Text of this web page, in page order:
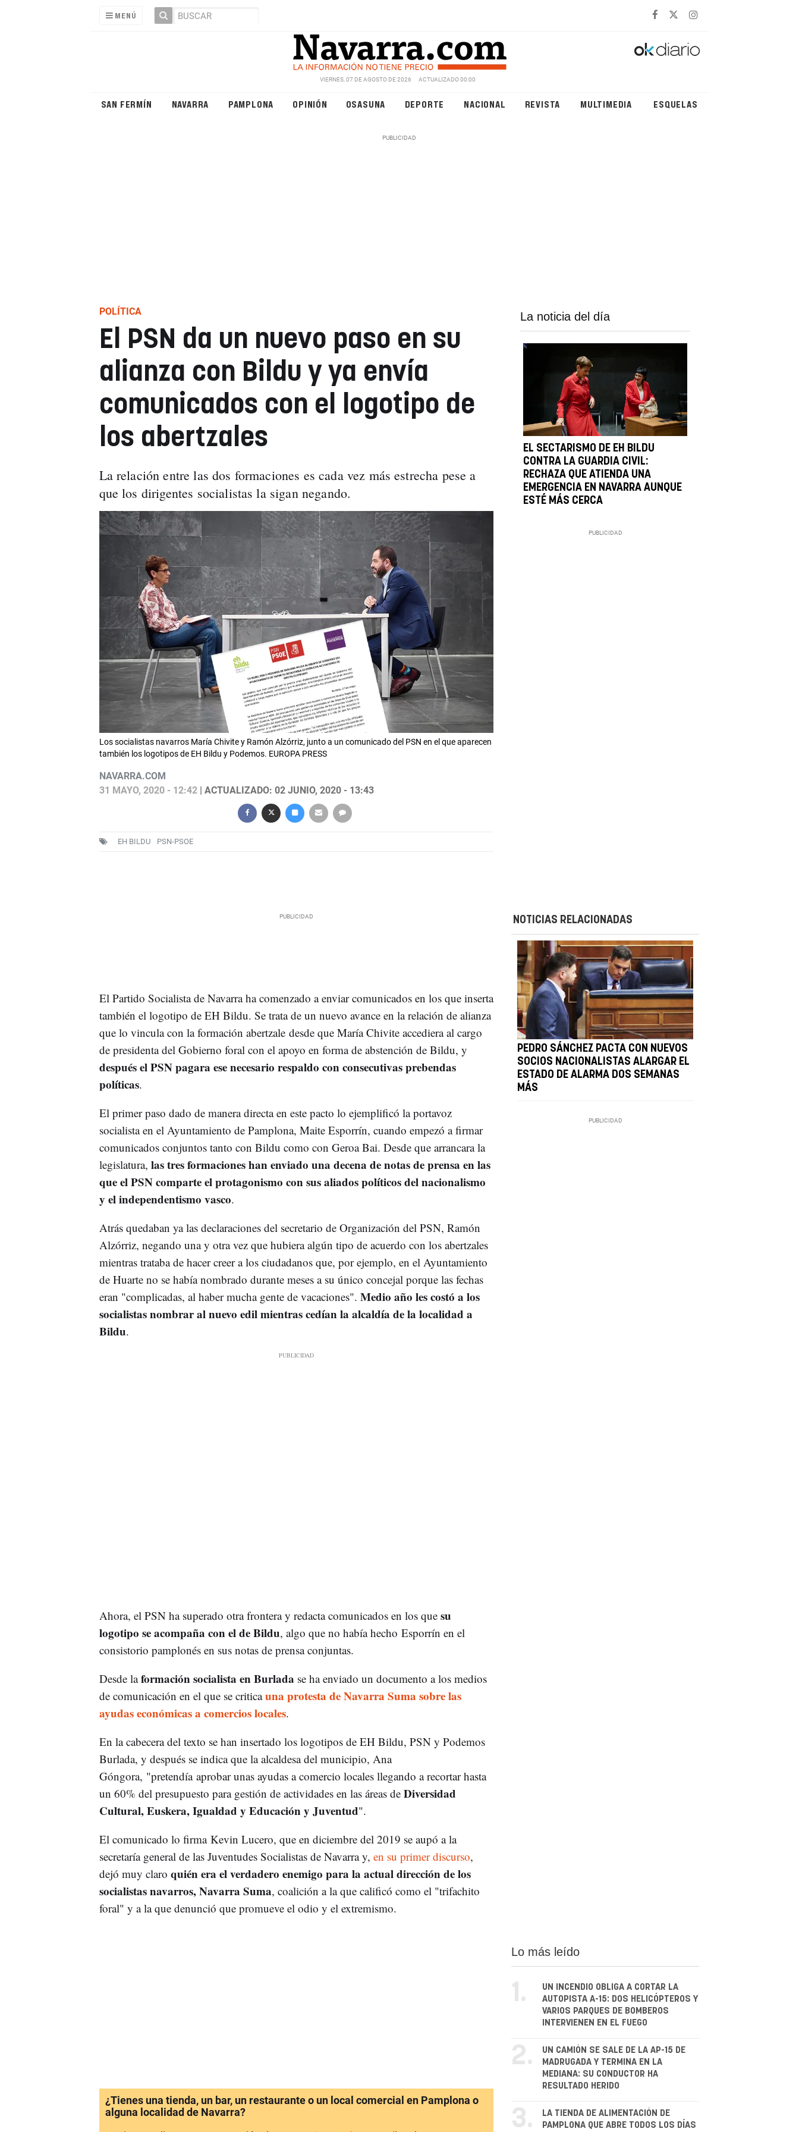
MENÚ
VIERNES, 07 DE AGOSTO DE 2026 ACTUALIZADO 00:00
SAN FERMÍN NAVARRA PAMPLONA OPINIÓN OSASUNA DEPORTE NACIONAL REVISTA MULTIMEDIA ESQUELAS
POLÍTICA
El PSN da un nuevo paso en su
alianza con Bildu y ya envía
comunicados con el logotipo de
los abertzales
La relación entre las dos formaciones es cada vez más estrecha pese a
que los dirigentes socialistas la sigan negando.
Los socialistas navarros María Chivite y Ramón Alzórriz, junto a un comunicado del PSN en el que aparecen
también los logotipos de EH Bildu y Podemos. EUROPA PRESS
NAVARRA.COM
31 MAYO, 2020 - 12:42| ACTUALIZADO: 02 JUNIO, 2020 - 13:43
EH BILDU PSN-PSOE
La noticia del día
EL SECTARISMO DE EH BILDU
CONTRA LA GUARDIA CIVIL:
RECHAZA QUE ATIENDA UNA
EMERGENCIA EN NAVARRA AUNQUE
ESTÉ MÁS CERCA
El Partido Socialista de Navarra ha comenzado a enviar comunicados en los que inserta
también el logotipo de EH Bildu. Se trata de un nuevo avance en la relación de alianza
que lo vincula con la formación abertzale desde que María Chivite accediera al cargo
de presidenta del Gobierno foral con el apoyo en forma de abstención de Bildu, y
después el PSN pagara ese necesario respaldo con consecutivas prebendas
políticas.
El primer paso dado de manera directa en este pacto lo ejemplificó la portavoz
socialista en el Ayuntamiento de Pamplona, Maite Esporrín, cuando empezó a firmar
comunicados conjuntos tanto con Bildu como con Geroa Bai. Desde que arrancara la
legislatura, las tres formaciones han enviado una decena de notas de prensa en las
que el PSN comparte el protagonismo con sus aliados políticos del nacionalismo
y el independentismo vasco.
Atrás quedaban ya las declaraciones del secretario de Organización del PSN, Ramón
Alzórriz, negando una y otra vez que hubiera algún tipo de acuerdo con los abertzales
mientras trataba de hacer creer a los ciudadanos que, por ejemplo, en el Ayuntamiento
de Huarte no se había nombrado durante meses a su único concejal porque las fechas
eran "complicadas, al haber mucha gente de vacaciones". Medio año les costó a los
socialistas nombrar al nuevo edil mientras cedían la alcaldía de la localidad a
Bildu.
Ahora, el PSN ha superado otra frontera y redacta comunicados en los quesu
logotipo se acompaña con el de Bildu, algo que no había hecho Esporrín en el
consistorio pamplonés en sus notas de prensa conjuntas.
Desde laformación socialista en Burlada se ha enviado un documento a los medios
de comunicación en el que se criticauna protesta de Navarra Suma sobre las
ayudas económicas a comercios locales.
En la cabecera del texto se han insertado los logotipos de EH Bildu, PSN y Podemos
Burlada, y después se indica que la alcaldesa del municipio, Ana
Góngora, "pretendía aprobar unas ayudas a comercio locales llegando a recortar hasta
un 60% del presupuesto para gestión de actividades en las áreas de Diversidad
Cultural, Euskera, Igualdad y Educación y Juventud".
El comunicado lo firma Kevin Lucero, que en diciembre del 2019 se aupó a la
secretaría general de las Juventudes Socialistas de Navarra y, en su primer discurso,
dejó muy claro quién era el verdadero enemigo para la actual dirección de los
socialistas navarros, Navarra Suma, coalición a la que calificó como el "trifachito
foral" y a la que denunció que promueve el odio y el extremismo.
NOTICIAS RELACIONADAS
PEDRO SÁNCHEZ PACTA CON NUEVOS
SOCIOS NACIONALISTAS ALARGAR EL
ESTADO DE ALARMA DOS SEMANAS
MÁS
¿Tienes una tienda, un bar, un restaurante o un local comercial en Pamplona o
alguna localidad de Navarra?
Lo más leído
1.
UN INCENDIO OBLIGA A CORTAR LA
AUTOPISTA A-15: DOS HELICÓPTEROS Y
VARIOS PARQUES DE BOMBEROS
INTERVIENEN EN EL FUEGO
2.
UN CAMIÓN SE SALE DE LA AP-15 DE
MADRUGADA Y TERMINA EN LA
MEDIANA: SU CONDUCTOR HA
RESULTADO HERIDO
3.
LA TIENDA DE ALIMENTACIÓN DE
PAMPLONA QUE ABRE TODOS LOS DÍAS